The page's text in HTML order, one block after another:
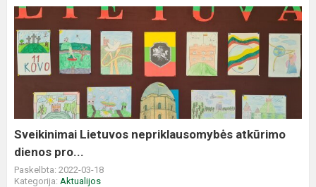
Sveikinimai
Lietuvos
nepriklausomybės
atkūrimo
dienos
pro...
Sveikinimai Lietuvos nepriklausomybės atkūrimo
dienos pro...
Paskelbta: 2022-03-18
Kategorija: Aktualijos